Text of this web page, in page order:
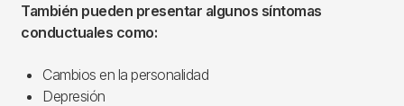
También pueden presentar algunos síntomas
conductuales como:
Cambios en la personalidad
Depresión